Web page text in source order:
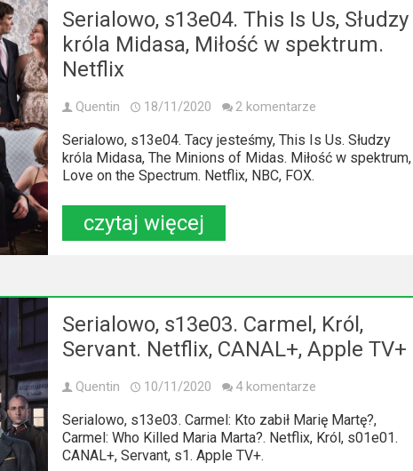
Serialowo, s13e04. This Is Us, Słudzy
króla Midasa, Miłość w spektrum.
Netflix
Quentin 18/11/2020 2 komentarze
Serialowo, s13e04. Tacy jesteśmy, This Is Us. Słudzy
króla Midasa, The Minions of Midas. Miłość w spektrum,
Love on the Spectrum. Netflix, NBC, FOX.
czytaj więcej
Serialowo, s13e03. Carmel, Król,
Servant. Netflix, CANAL+, Apple TV+
Quentin 10/11/2020 4 komentarze
Serialowo, s13e03. Carmel: Kto zabił Marię Martę?,
Carmel: Who Killed Maria Marta?. Netflix, Król, s01e01.
CANAL+, Servant, s1. Apple TV+.